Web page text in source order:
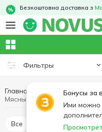
Безкоштовна доставка з
Фильтры
Бонусы за
Ими можно
Главная
Мясные блюда готовые
Все Буженина